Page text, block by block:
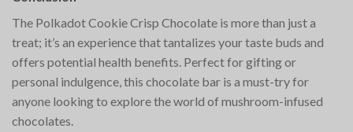
The Polkadot Cookie Crisp Chocolate is more than just a
treat; it’s an experience that tantalizes your taste buds and
offers potential health benefits. Perfect for gifting or
personal indulgence, this chocolate bar is a must-try for
anyone looking to explore the world of mushroom-infused
chocolates.